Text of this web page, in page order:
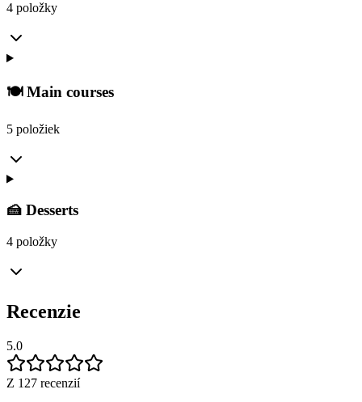
4 položky
🍽️ Main courses
5 položiek
🍰 Desserts
4 položky
Recenzie
5.0
Z 127 recenzií